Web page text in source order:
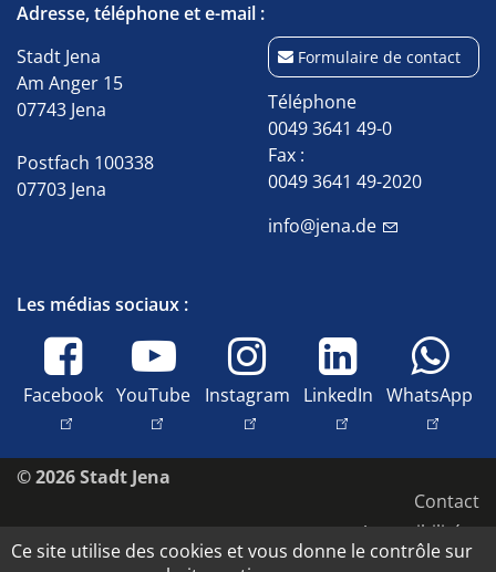
Adresse, téléphone et e-mail :
Stadt Jena
Am Anger 15
07743 Jena
Postfach 100338
07703 Jena
Formulaire de contact
Téléphone
0049 3641 49-0
Fax :
0049 3641 49-2020
info@jena.de
Les médias sociaux :
Facebook YouTube Instagram LinkedIn WhatsApp
© 2026 Stadt Jena
Contact
Accessibilité
Déclaration de confidentialité
Ce site utilise des cookies et vous donne le contrôle sur